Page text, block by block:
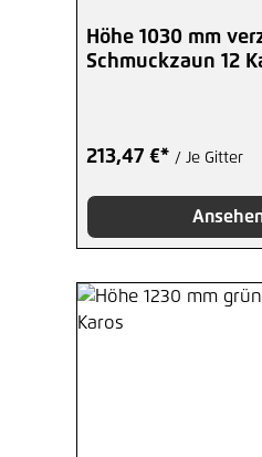
Höhe 1030 mm
Schmuckzaun 12
213,47 €* / Je Gitter